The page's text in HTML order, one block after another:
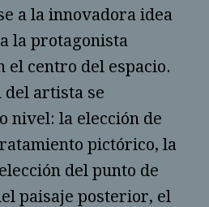
a la innovadora idea
la protagonista
el centro del espacio.
del artista se
nivel: la elección de
pictórico, la
del punto de
paisaje posterior, el